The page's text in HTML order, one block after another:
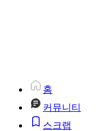
홈
커뮤니티
스크랩